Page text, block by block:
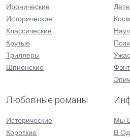
Иронические
Исторические
Классические
Крутые
Триллеры
Шпионские
Любовные романы
Исторические
Короткие
Мы
В